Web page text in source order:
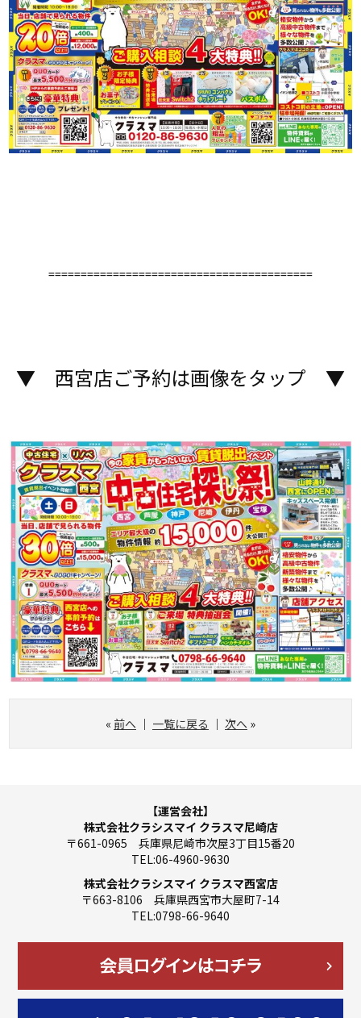
=========================================
▼ 西宮店ご予約は画像をタップ ▼
« 前へ ｜ 一覧に戻る ｜ 次へ »
【運営会社】
株式会社クラシスマイ クラスマ尼崎店
〒661-0965 兵庫県尼崎市次屋3丁目15番20
TEL:06-4960-9630
株式会社クラシスマイ クラスマ西宮店
〒663-8106 兵庫県西宮市大屋町7-14
TEL:0798-66-9640